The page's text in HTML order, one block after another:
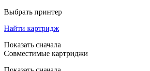
Выбрать принтер
Найти картридж
Показать сначала
Совместимые картриджи